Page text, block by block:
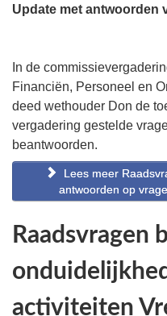
Update met antwoorden
In de
Financiën, Personeel en
deed wethouder Don de
vergadering gestelde
beantwoorden.
Lees meer
antwoorden op
Raadsvragen
activiteiten